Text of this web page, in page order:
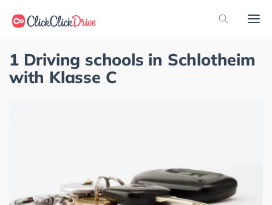
1 Driving schools in Schlotheim
with Klasse C